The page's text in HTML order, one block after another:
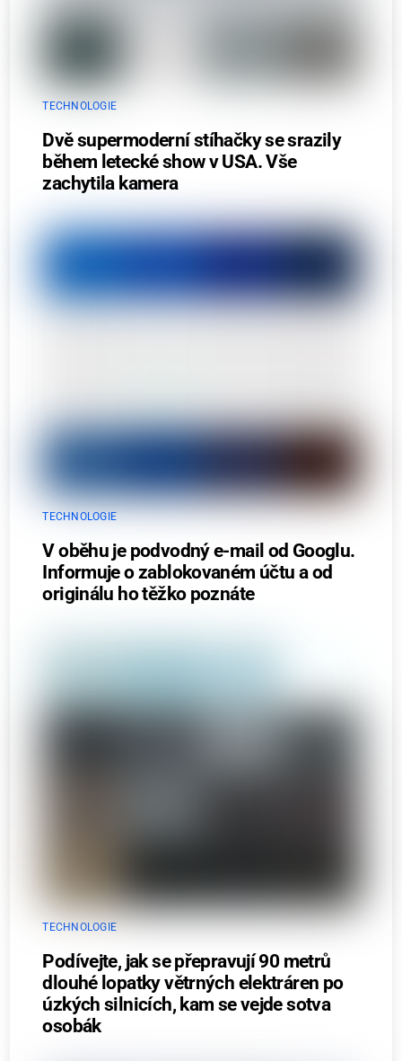
TECHNOLOGIE
Dvě supermoderní stíhačky se srazily
během letecké show v USA. Vše
zachytila kamera
TECHNOLOGIE
V oběhu je podvodný e-mail od Googlu.
Informuje o zablokovaném účtu a od
originálu ho těžko poznáte
TECHNOLOGIE
Podívejte, jak se přepravují 90 metrů
dlouhé lopatky větrných elektráren po
úzkých silnicích, kam se vejde sotva
osobák